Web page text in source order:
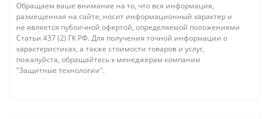
Обращаем ваше внимание на то, что вся информация,
размещенная на сайте, носит информационный характер и
не является публичной офертой, определяемой положениями
Статьи 437 (2) ГК РФ. Для получения точной информации о
характеристиках, а также стоимости товаров и услуг,
пожалуйста, обращайтесь к менеджерам компании
"Защитные технологии".